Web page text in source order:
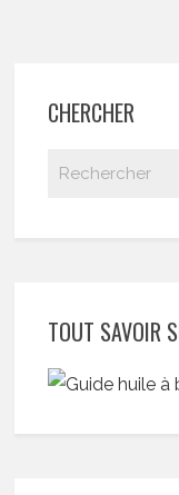
CHERCHER
TOUT SAVOIR